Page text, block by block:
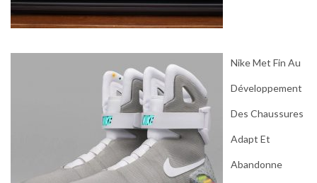
Nike Met Fin Au
Développement
Des Chaussures
Adapt Et
Abandonne